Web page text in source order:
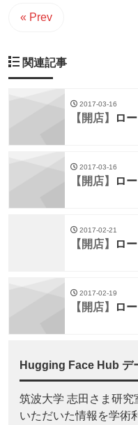
« Prev
関連記事
2017-03-16
【開店】 ロ
2017-03-16
【開店】 ロ
2017-02-21
【開店】 ロ
2017-02-19
【開店】 ロ
Hugging Face Hub デ
筑波大学 志田さま研究
いただいた情報を学術